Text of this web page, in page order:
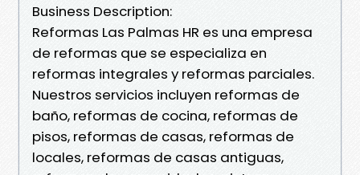
Business Description:
Reformas Las Palmas HR es una empresa
de reformas que se especializa en
reformas integrales y reformas parciales.
Nuestros servicios incluyen reformas de
baño, reformas de cocina, reformas de
pisos, reformas de casas, reformas de
locales, reformas de casas antiguas,